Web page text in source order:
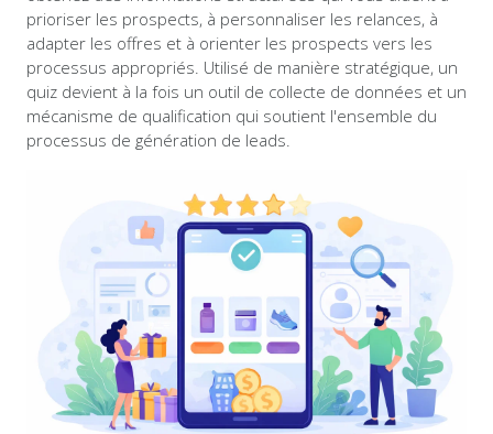
prioriser les prospects, à personnaliser les relances, à
adapter les offres et à orienter les prospects vers les
processus appropriés. Utilisé de manière stratégique, un
quiz devient à la fois un outil de collecte de données et un
mécanisme de qualification qui soutient l'ensemble du
processus de génération de leads.